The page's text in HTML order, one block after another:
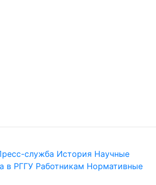
служба История Научные
в РГГУ Работникам Нормативные